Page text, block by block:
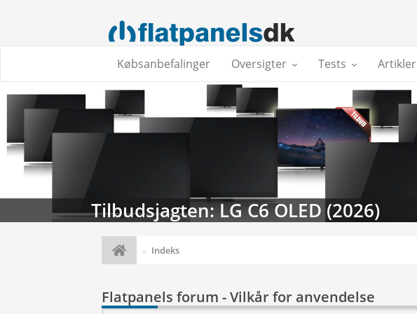
Købsanbefalinger Oversigter Tests Artikler
Tilbudsjagten: LG C6 OLED (2026)
Indeks
Flatpanels forum - Vilkår for anvendelse